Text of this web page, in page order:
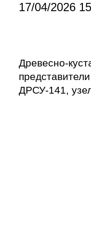
17/04/2026
Древесно-
ДРСУ-141,